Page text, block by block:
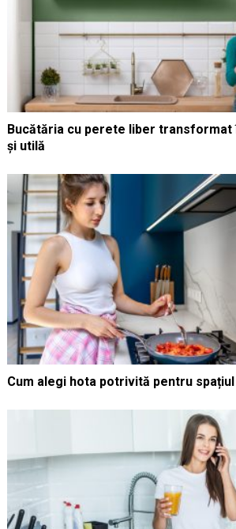
Bucătăria cu perete liber transformat
și utilă
Cum alegi hota potrivită pentru